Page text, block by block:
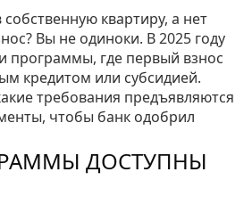
квартиру, а нет
Вы не одиноки. В 2025 году
программы, где первый взнос
кредитом или субсидией.
требования предъявляются
чтобы банк одобрил
ДОСТУПНЫ